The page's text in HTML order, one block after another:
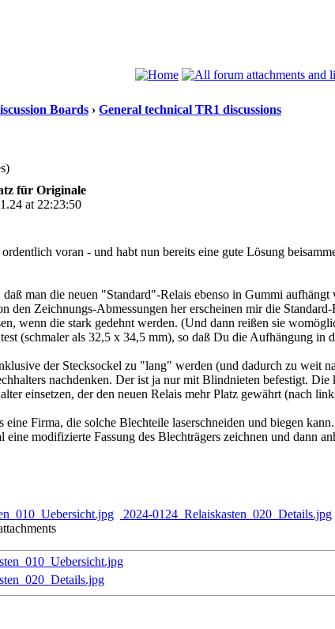
Boards › General technical TR1 discussions
für Originale
at 22:23:50
voran - und habt nun bereits eine gute Lösung
man die neuen "Standard"-Relais ebenso in Gummi
den Zeichnungs-Abmessungen her erscheinen mir die
wenn die stark gedehnt werden. (Und dann reißen sie
(schmaler als 32,5 x 34,5 mm), so daß Du die Aufhängung in
der Stecksockel zu "lang" werden (und dadurch zu weit
nachdenken. Der ist ja nur mit Blindnieten befestigt.
einsetzen, der den neuen Relais mehr Platz gewährt (nach
eine Firma, die solche Blechteile laserschneiden und biegen
eine modifizierte Fassung des Blechträgers zeichnen und dann
2024-0124_Relaiskasten_020_Details.jpg